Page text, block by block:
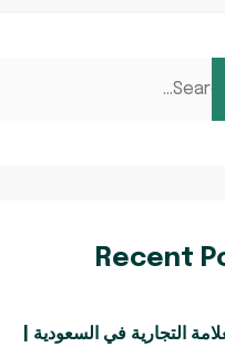
Recent
التجارية في السعودية |